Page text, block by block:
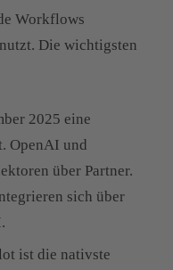
Workflows
Die wichtigsten
2025 eine
OpenAI und
über Partner.
sich über
ist die nativste